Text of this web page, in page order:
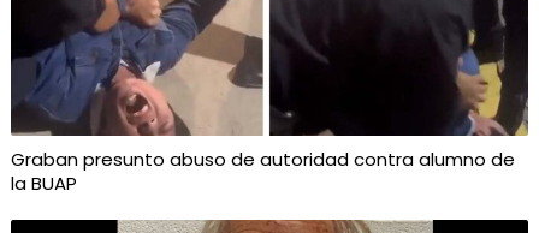
Graban presunto abuso de autoridad contra alumno de
la BUAP